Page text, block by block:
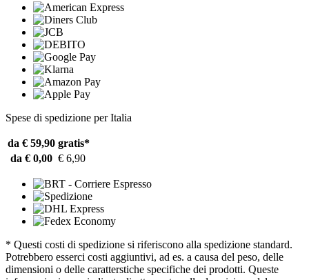
Spese di spedizione per Italia
da € 59,90 gratis*
da € 0,00 € 6,90
* Questi costi di spedizione si riferiscono alla spedizione standard.
Potrebbero esserci costi aggiuntivi, ad es. a causa del peso, delle
dimensioni o delle caratterstiche specifiche dei prodotti. Queste